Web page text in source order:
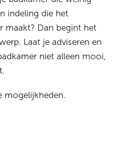
indeling die het
maakt? Dan begint het
Laat je adviseren en
niet alleen mooi,
mogelijkheden.